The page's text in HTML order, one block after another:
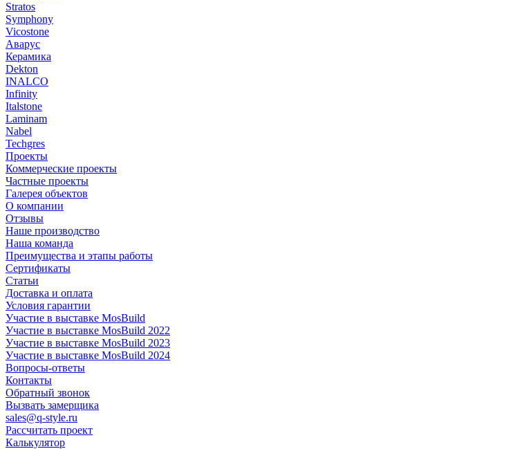
Stratos
Symphony
Vicostone
Аварус
Керамика
Dekton
INALCO
Infinity
Italstone
Laminam
Nabel
Techgres
Проекты
Коммерческие проекты
Частные проекты
Галерея объектов
О компании
Отзывы
Наше производство
Наша команда
Преимущества и этапы работы
Сертификаты
Статьи
Доставка и оплата
Условия гарантии
Участие в выставке MosBuild
Участие в выставке MosBuild 2022
Участие в выставке MosBuild 2023
Участие в выставке MosBuild 2024
Вопросы-ответы
Контакты
Обратный звонок
Вызвать замерщика
sales@q-style.ru
Рассчитать проект
Калькулятор